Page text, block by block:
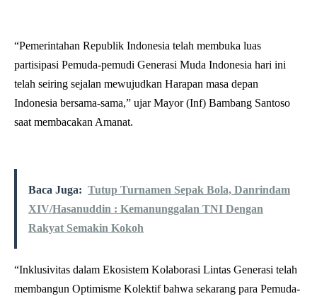
“Pemerintahan Republik Indonesia telah membuka luas
partisipasi Pemuda-pemudi Generasi Muda Indonesia hari ini
telah seiring sejalan mewujudkan Harapan masa depan
Indonesia bersama-sama,” ujar Mayor (Inf) Bambang Santoso
saat membacakan Amanat.
Baca Juga: Tutup Turnamen Sepak Bola, Danrindam
XIV/Hasanuddin : Kemanunggalan TNI Dengan
Rakyat Semakin Kokoh
“Inklusivitas dalam Ekosistem Kolaborasi Lintas Generasi telah
membangun Optimisme Kolektif bahwa sekarang para Pemuda-